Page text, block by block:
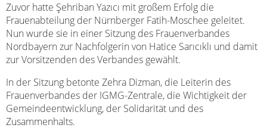
Zuvor hatte Şehriban Yazıcı mit großem Erfolg die
Frauenabteilung der Nürnberger Fatih-Moschee geleitet.
Nun wurde sie in einer Sitzung des Frauenverbandes
Nordbayern zur Nachfolgerin von Hatice Sarıcıklı und damit
zur Vorsitzenden des Verbandes gewählt.
In der Sitzung betonte Zehra Dizman, die Leiterin des
Frauenverbandes der IGMG-Zentrale, die Wichtigkeit der
Gemeindeentwicklung, der Solidarität und des
Zusammenhalts.